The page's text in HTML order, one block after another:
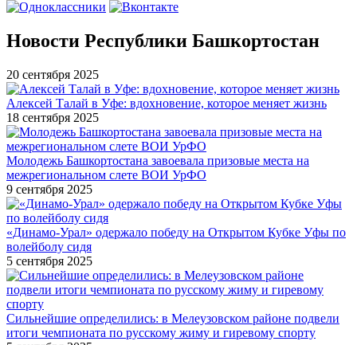
Новости Республики Башкортостан
20 сентября 2025
Алексей Талай в Уфе: вдохновение, которое меняет жизнь
18 сентября 2025
Молодежь Башкортостана завоевала призовые места на
межрегиональном слете ВОИ УрФО
9 сентября 2025
«Динамо-Урал» одержало победу на Открытом Кубке Уфы по
волейболу сидя
5 сентября 2025
Сильнейшие определились: в Мелеузовском районе подвели
итоги чемпионата по русскому жиму и гиревому спорту